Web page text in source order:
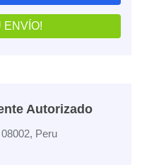
ENVÍO!
Autorizado
Peru